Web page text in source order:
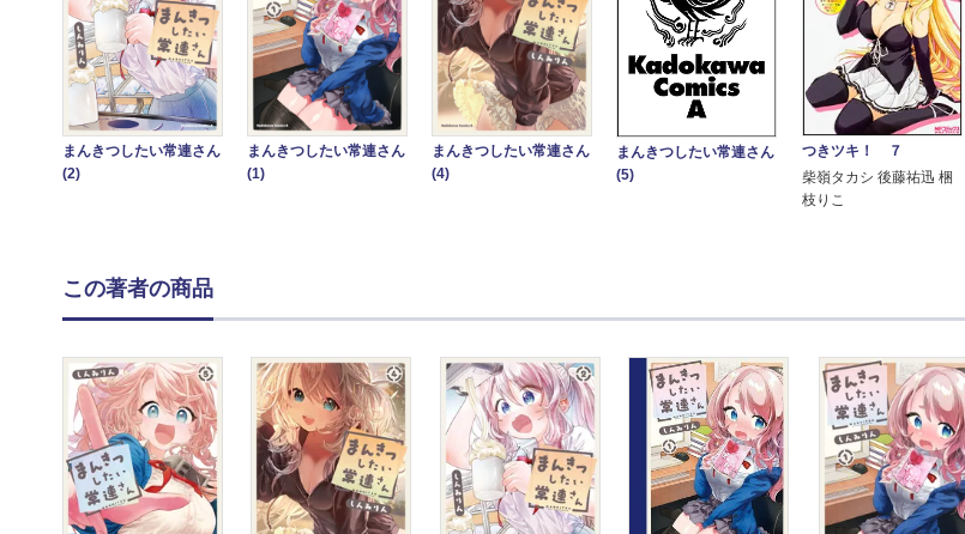
まんきつしたい常連さん
(2)
まんきつしたい常連さん
(1)
まんきつしたい常連さん
(4)
まんきつしたい常連さん
(5)
つきツキ！ ７
柴嶺タカシ 後藤祐迅 梱
枝りこ
この著者の商品